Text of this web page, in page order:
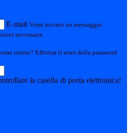
E-mail Verrà inviato un messaggio
necessarie.
utente? Effettua il reset della password
la casella di posta elettronica!